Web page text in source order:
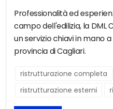
Professionalità ed
campo dell'edilizia, la DML
un servizio chiavi in mano
provincia di Cagliari.
ristrutturazione completa
ristrutturazione esterni